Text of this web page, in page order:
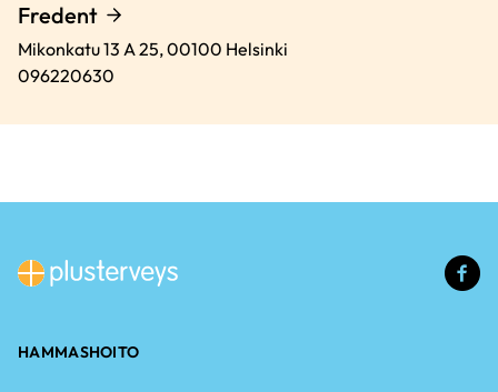
Fredent
Mikonkatu 13 A 25,00100 Helsinki
096220630
HAMMASHOITO